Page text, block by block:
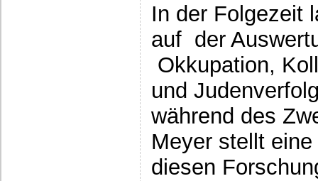
In der Folgezeit
auf der
Okkupation,
und
während des
Meyer stellt
diesen